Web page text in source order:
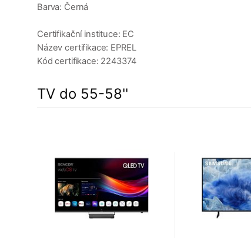
Barva: Černá
Certifikační instituce: EC
Název certifikace: EPREL
Kód certifikace: 2243374
TV do 55-58''